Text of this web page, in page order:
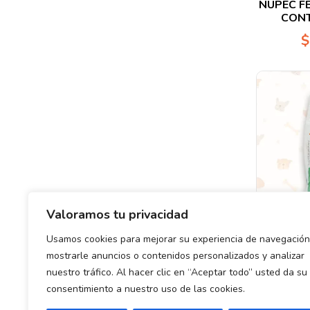
Valoramos tu privacidad
Usamos cookies para mejorar su experiencia de
mostrarle anuncios o contenidos personalizados y analizar
nuestro tráfico. Al hacer clic en “Aceptar todo” usted da su
consentimiento a nuestro uso de las cookies.
en
0
NUPEC
$
en
de